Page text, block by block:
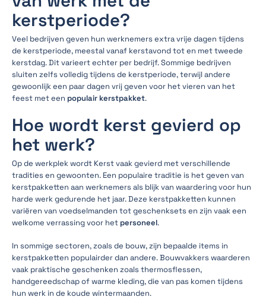
kerstperiode?
Veel bedrijven geven hun werknemers extra vrije dagen tijdens
de kerstperiode, meestal vanaf kerstavond tot en met tweede
kerstdag. Dit varieert echter per bedrijf. Sommige bedrijven
sluiten zelfs volledig tijdens de kerstperiode, terwijl andere
gewoonlijk een paar dagen vrij geven voor het vieren van het
feest met een populair kerstpakket.
Hoe wordt kerst gevierd op
het werk?
Op de werkplek wordt Kerst vaak gevierd met verschillende
tradities en gewoonten. Een populaire traditie is het geven van
kerstpakketten aan werknemers als blijk van waardering voor hun
harde werk gedurende het jaar. Deze kerstpakketten kunnen
variëren van voedselmanden tot geschenksets en zijn vaak een
welkome verrassing voor het personeel.
In sommige sectoren, zoals de bouw, zijn bepaalde items in
kerstpakketten populairder dan andere. Bouwvakkers waarderen
vaak praktische geschenken zoals thermosflessen,
handgereedschap of warme kleding, die van pas komen tijdens
hun werk in de koude wintermaanden.